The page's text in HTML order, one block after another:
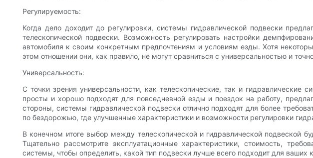
Регулируемость:
Когда дело доходит до регулировки, системы гидравлической подвески
телескопической подвески. Возможность регулировать настройки
автомобиля к своим конкретным предпочтениям и условиям езды. Хотя
этом отношении они, как правило, не могут сравниться с универсальностью и
Универсальность:
С точки зрения универсальности, как телескопические, так и
просты и хорошо подходят для повседневной езды и поездок на работу,
стороны, системы гидравлической подвески отлично подходят для более
по бездорожью, где улучшенные характеристики и возможности регулировки
В конечном итоге выбор между телескопической и гидравлической подвеской
Тщательно рассмотрите эксплуатационные характеристики, стоимость,
системы, чтобы определить, какой тип подвески лучше всего подходит для ваших